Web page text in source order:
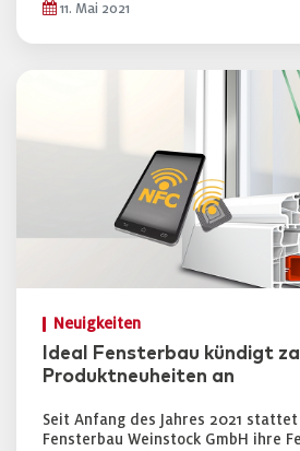
11. Mai 2021
Neuigkeiten
Ideal Fensterbau kündigt
Produktneuheiten an
Seit Anfang des Jahres 2021
Fensterbau Weinstock GmbH ihre